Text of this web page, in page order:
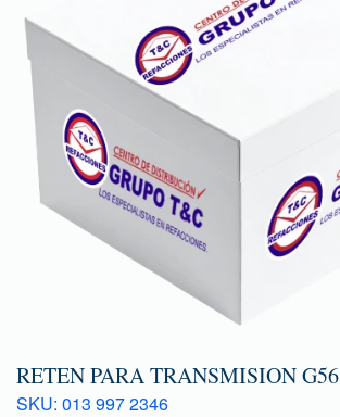
RETEN PARA TRANSMISION G56
SKU: 013 997 2346